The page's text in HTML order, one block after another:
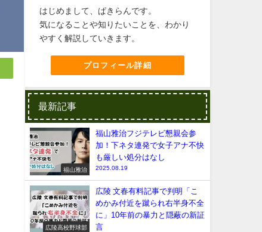
はじめまして、ぱきらんです。
気になることや知りたいことを、わかり
やすく解説していきます。
プロフィール詳細
最新記事
福山雅治
福山雅治フジテレビ懇親会参
加！下ネタ連発で女子アナ不快
も厳しい処分はなし
2025.08.19
広陵高校野球部
広陵 文春有料記事で判明「こ
めかみ付近を蹴られ右半身不全
に」10年前の暴力と隠蔽の新証
言